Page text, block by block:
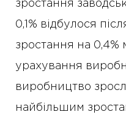
зростання
0,1% відбулося
зростання на 0,4%
урахування
виробництво
найбільшим